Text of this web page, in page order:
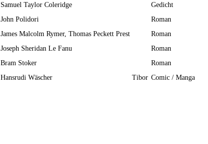
Samuel Taylor Coleridge
Gedicht
John Polidori
Roman
James Malcolm Rymer, Thomas Peckett Prest
Roman
Joseph Sheridan Le Fanu
Roman
Bram Stoker
Roman
Hansrudi Wäscher Tibor Comic / Manga